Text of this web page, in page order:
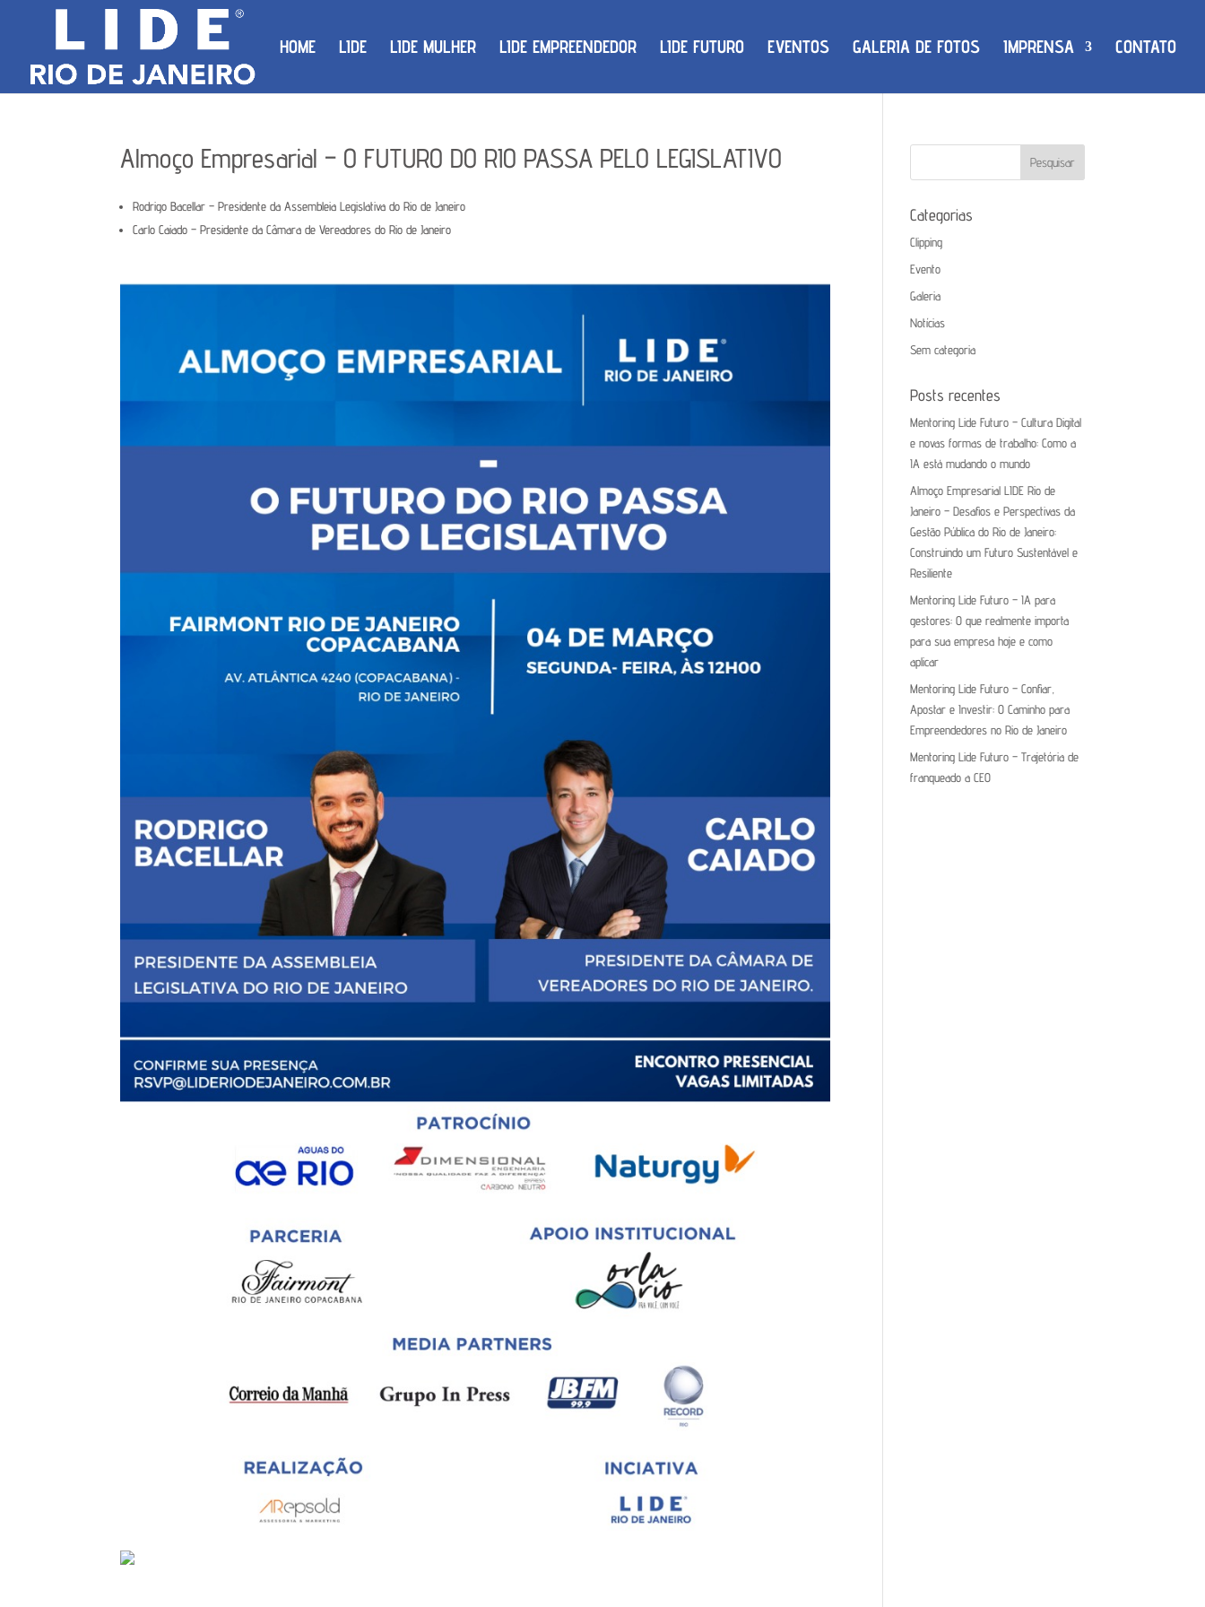
HOME LIDE LIDE MULHER LIDE EMPREENDEDOR LIDE FUTURO EVENTOS GALERIA DE FOTOS IMPRENSA CONTATO
Almoço Empresarial – O FUTURO DO RIO PASSA PELO LEGISLATIVO
Rodrigo Bacellar – Presidente da Assembleia Legislativa do Rio de Janeiro
Carlo Caiado – Presidente da Câmara de Vereadores do Rio de Janeiro
Categorias
Clipping
Evento
Galeria
Notícias
Sem categoria
Posts recentes
Mentoring Lide Futuro – Cultura Digital
e novas formas de trabalho: Como a
IA está mudando o mundo
Almoço Empresarial LIDE Rio de
Janeiro – Desafios e Perspectivas da
Gestão Pública do Rio de Janeiro:
Construindo um Futuro Sustentável e
Resiliente
Mentoring Lide Futuro – IA para
gestores: O que realmente importa
para sua empresa hoje e como
aplicar
Mentoring Lide Futuro – Confiar,
Apostar e Investir: O Caminho para
Empreendedores no Rio de Janeiro
Mentoring Lide Futuro – Trajetória de
franqueado a CEO